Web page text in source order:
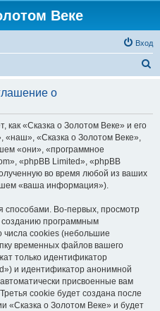
Веке
Вход
с
о
как «Сказка о Золотом Веке» и его
«Сказка о Золотом Веке»,
«они», «программное
«phpBB Limited», «phpBB
во время любой из ваших
«ваша информация»).
Во-первых, просмотр
созданию программным
числа cookies (небольшие
временных файлов вашего
только идентификатор
и идентификатор анонимной
присвоенные вам
cookie будет создана после
«Сказка о Золотом Веке» и будет